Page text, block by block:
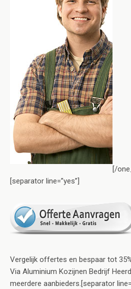
[/
[separator line=”yes”]
Vergelijk offertes en bespaar tot
Via Aluminium Kozijnen Bedrijf
meerdere aanbieders.[separator